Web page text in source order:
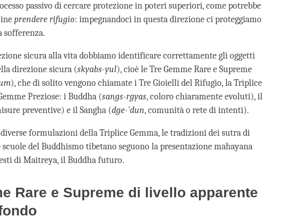
passivo di cercare protezione in poteri superiori, come potrebbe
prendere rifugio: impegnandoci in questa direzione ci proteggiamo
sofferenza.
sicura alla vita dobbiamo identificare correttamente gli oggetti
direzione sicura (skyabs-yul), cioè le Tre Gemme Rare e Supreme
), che di solito vengono chiamate i Tre Gioielli del Rifugio, la Triplice
Preziose: i Buddha (sangs-rgyas, coloro chiaramente evoluti), il
preventive) e il Sangha (dge-'dun, comunità o rete di intenti).
diverse formulazioni della Triplice Gemma, le tradizioni dei sutra di
del Buddhismo tibetano seguono la presentazione mahayana
di Maitreya, il Buddha futuro.
Rare e Supreme di livello apparente